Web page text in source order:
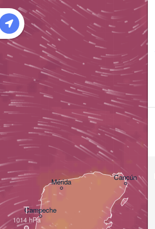
Campeche
Mérida Cancún
T